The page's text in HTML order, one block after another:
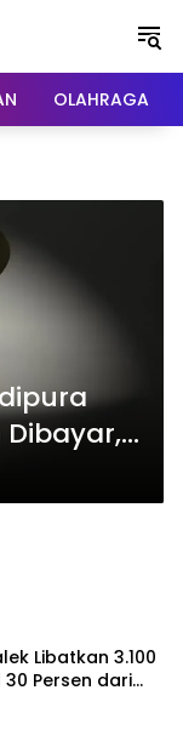
OLAHRAGA
Dibayar,
Libatkan 3.100
Persen dari